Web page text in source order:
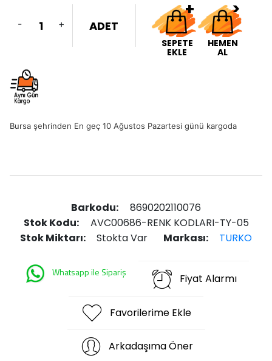
- + ADET
SEPETE
EKLE
HEMEN
AL
Bursa şehrinden En geç 10 Ağustos Pazartesi günü kargoda
Barkodu:
8690202110076
Stok Kodu:
AVC00686-RENK KODLARI-TY-05
Stok Miktarı:
Stokta Var Markası: TURKO
Whatsapp ile Sipariş Fiyat Alarmı
Favorilerime Ekle
Arkadaşıma Öner